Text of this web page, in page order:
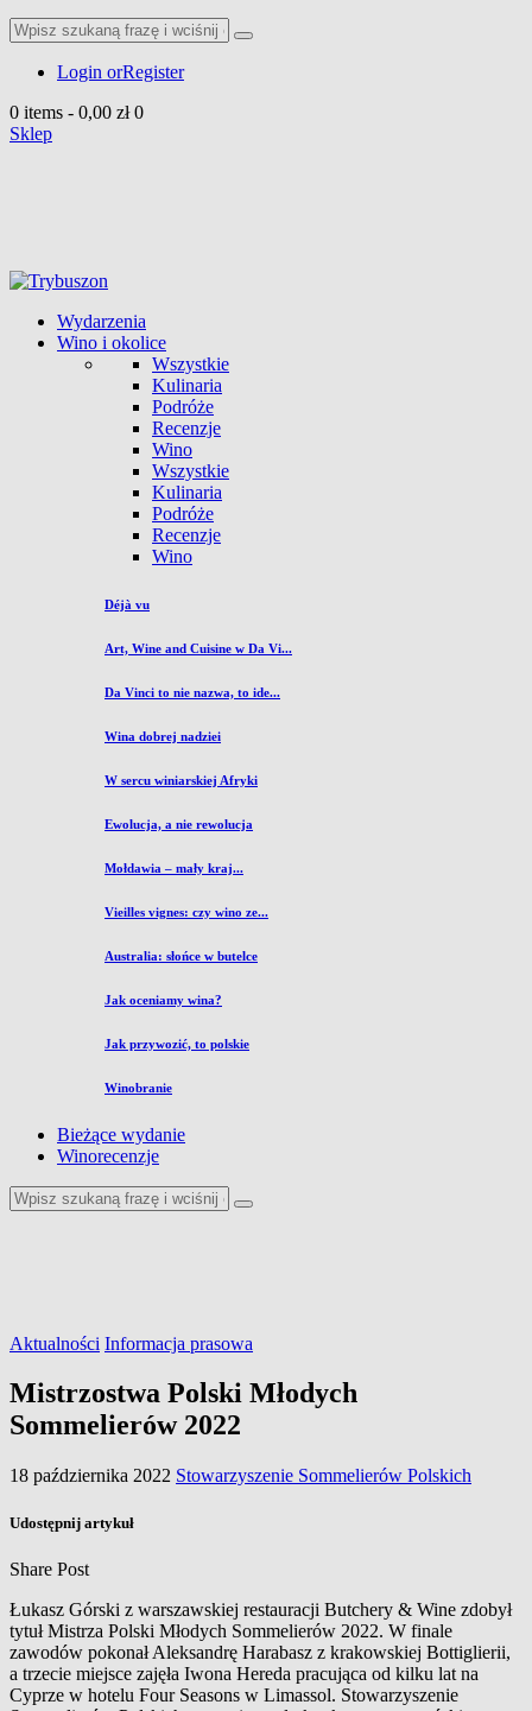
Login orRegister
0 items - 0,00 zł 0
Sklep
Wydarzenia
Wino i okolice
Wszystkie
Kulinaria
Podróże
Recenzje
Wino
Wszystkie
Kulinaria
Podróże
Recenzje
Wino
Déjà vu
Art, Wine and Cuisine w Da Vi...
Da Vinci to nie nazwa, to ide...
Wina dobrej nadziei
W sercu winiarskiej Afryki
Ewolucja, a nie rewolucja
Mołdawia – mały kraj...
Vieilles vignes: czy wino ze...
Australia: słońce w butelce
Jak oceniamy wina?
Jak przywozić, to polskie
Winobranie
Bieżące wydanie
Winorecenzje
Aktualności Informacja prasowa
Mistrzostwa Polski Młodych
Sommelierów 2022
18 października 2022 Stowarzyszenie Sommelierów Polskich
Udostępnij artykuł
Share Post
Łukasz Górski z warszawskiej restauracji Butchery & Wine zdobył
tytuł Mistrza Polski Młodych Sommelierów 2022. W finale
zawodów pokonał Aleksandrę Harabasz z krakowskiej Bottiglierii,
a trzecie miejsce zajęła Iwona Hereda pracująca od kilku lat na
Cyprze w hotelu Four Seasons w Limassol. Stowarzyszenie